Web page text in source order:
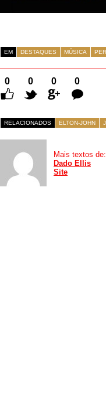
EM DESTAQUES MÚSICA
0 0 0
0
RELACIONADOS ELTON-JOHN
Mais textos de:
Dado Ellis
Site